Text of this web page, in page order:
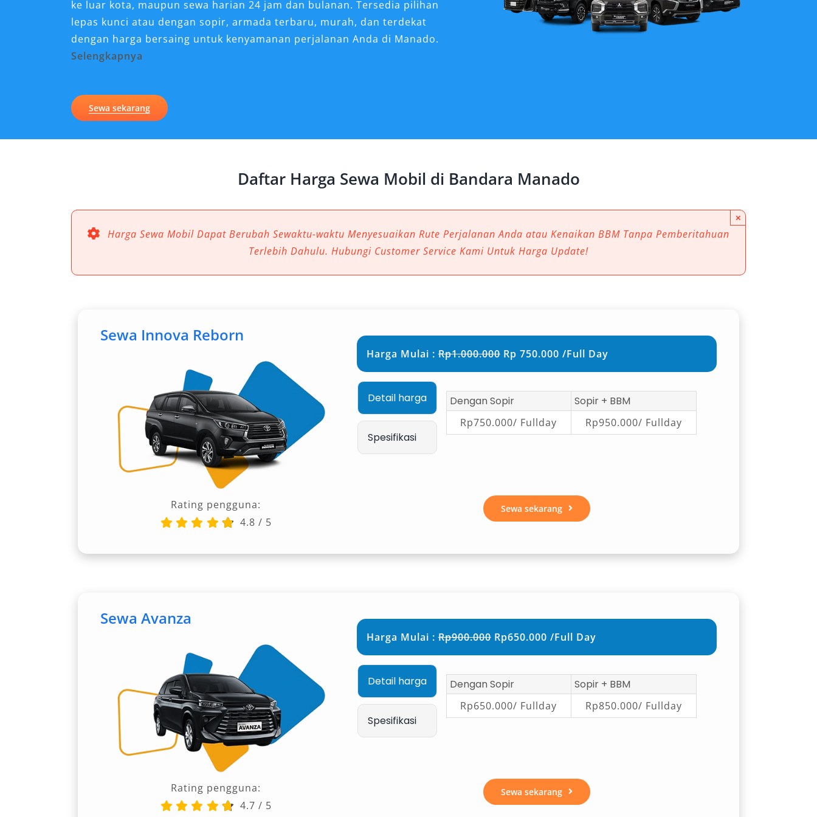
ke luar kota, maupun sewa harian 24 jam dan bulanan. Tersedia pilihan
lepas kunci atau dengan sopir, armada terbaru, murah, dan terdekat
dengan harga bersaing untuk kenyamanan perjalanan Anda di Manado.
Selengkapnya
Manado
berkualitas untuk memenuhi kebutuhan pribadi, keluarga, maupun
kendaraan mewah, nyaman, dan terbaru, siap digunakan untuk antar
jemput Bandara Sam Ratulangi, perjalanan ke luar kota, hingga sewa harian
1. Toyota Alphard
kabin luas, kursi ergonomis, serta fitur hiburan modern. Cocok untuk tamu
VIP, pejabat, atau keluarga yang menginginkan rental mobil mewah di
Bandara Manado. Interiornya dirancang senyaman lounge hotel,
menjadikan perjalanan antar jemput bandara terasa eksklusif.
2. Toyota Hiace Premio dan Commuter
Untuk perjalanan kelompok, Toyota Hiace Premio dan Commuter
menghadirkan kombinasi antara kenyamanan dan kapasitas besar. Mampu
menampung hingga 14 penumpang, mobil ini dilengkapi AC kabin ganda,
kursi empuk, serta bagasi luas. Ideal untuk rombongan wisata, acara
kantor, atau keluarga besar yang membutuhkan kendaraan kapasitas besar.
duduk santai menikmati perjalanan.
Pilihan paling populer bagi banyak pengguna adalah Innova Reborn dan
Innova Zenix Hybrid. Mobil ini menawarkan kenyamanan mobil keluarga
dengan performa tangguh untuk medan Manado yang beragam. Varian
hybrid memberikan keunggulan efisiensi bahan bakar sekaligus pengalaman
berkendara yang tenang dan ramah lingkungan. Cocok untuk rental mobil
harian maupun sewa bulanan lepas kunci.
4. Isuzu Elf Long 19 Seat
Jika Anda bepergian bersama rombongan hingga 19 orang, Isuzu Elf Long
adalah solusi terbaik. Mobil ini memiliki ruang kabin lega, ventilasi udara
merata, dan suspensi empuk yang menjamin kenyamanan dalam perjalanan
jauh. Sangat cocok untuk study tour, perjalanan kantor, maupun
Sewa sekarang
Daftar Harga Sewa Mobil di Bandara Manado
Harga Sewa Mobil Dapat Berubah Sewaktu-waktu Menyesuaikan Rute Perjalanan Anda atau Kenaikan BBM Tanpa Pemberitahuan
Terlebih Dahulu. Hubungi Customer Service Kami Untuk Harga Update!
×
Sewa Innova Reborn
Rating pengguna:
4.8 / 5
Harga Mulai :Rp1.000.000Rp 750.000 /Full Day
Detail harga
Spesifikasi
Dengan Sopir Sopir + BBM
Rp750.000/ Fullday Rp950.000/ Fullday
Sewa sekarang
Sewa Avanza
Rating pengguna:
4.7 / 5
Harga Mulai :Rp900.000Rp650.000 /Full Day
Detail harga
Spesifikasi
Dengan Sopir Sopir + BBM
Rp650.000/ Fullday Rp850.000/ Fullday
Sewa sekarang